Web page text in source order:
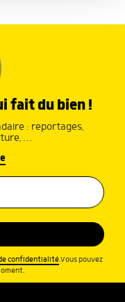
fait du bien !
: reportages,
…
confidentialité.Vous pouvez